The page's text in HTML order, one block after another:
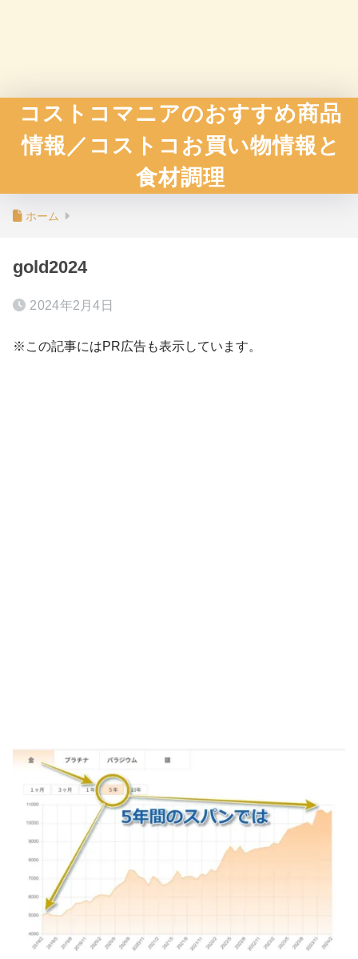
コストコマニアのおすすめ商品
情報／コストコお買い物情報と
食材調理
ホーム
gold2024
2024年2月4日
※この記事にはPR広告も表示しています。